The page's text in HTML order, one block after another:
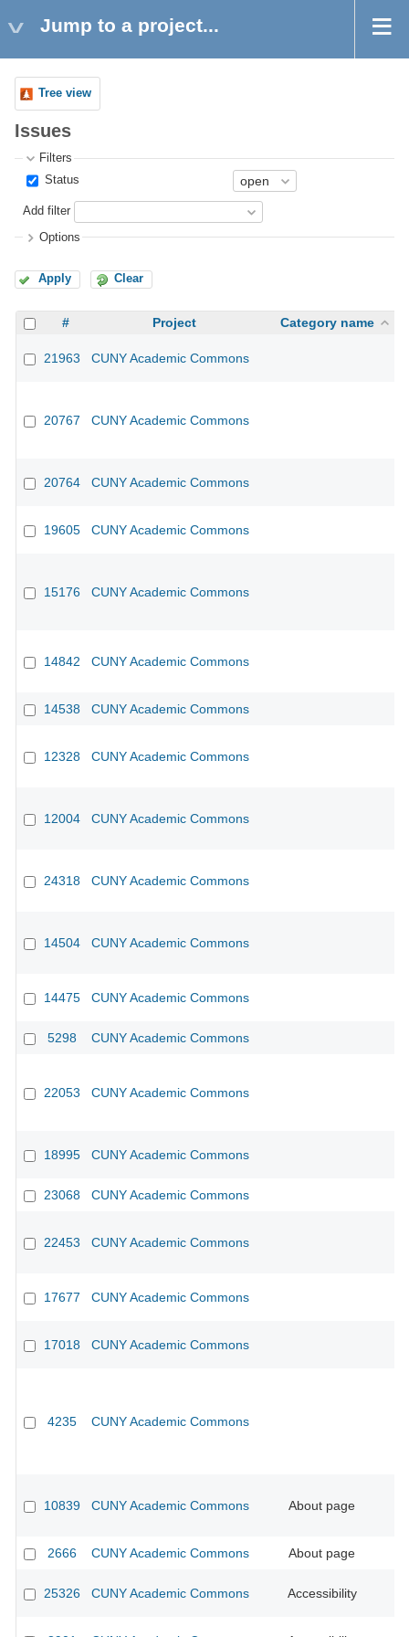
Jump to a project...
Tree view
Issues
Filters
Status
Add filter
Options
Apply Clear
# Project Category name
21963 CUNY Academic Commons
20767 CUNY Academic Commons
20764 CUNY Academic Commons
19605 CUNY Academic Commons
15176 CUNY Academic Commons
14842 CUNY Academic Commons
14538 CUNY Academic Commons
12328 CUNY Academic Commons
12004 CUNY Academic Commons
24318 CUNY Academic Commons
14504 CUNY Academic Commons
14475 CUNY Academic Commons
5298 CUNY Academic Commons
22053 CUNY Academic Commons
18995 CUNY Academic Commons
23068 CUNY Academic Commons
22453 CUNY Academic Commons
17677 CUNY Academic Commons
17018 CUNY Academic Commons
4235 CUNY Academic Commons
10839 CUNY Academic Commons About page
2666 CUNY Academic Commons About page
25326 CUNY Academic Commons Accessibility